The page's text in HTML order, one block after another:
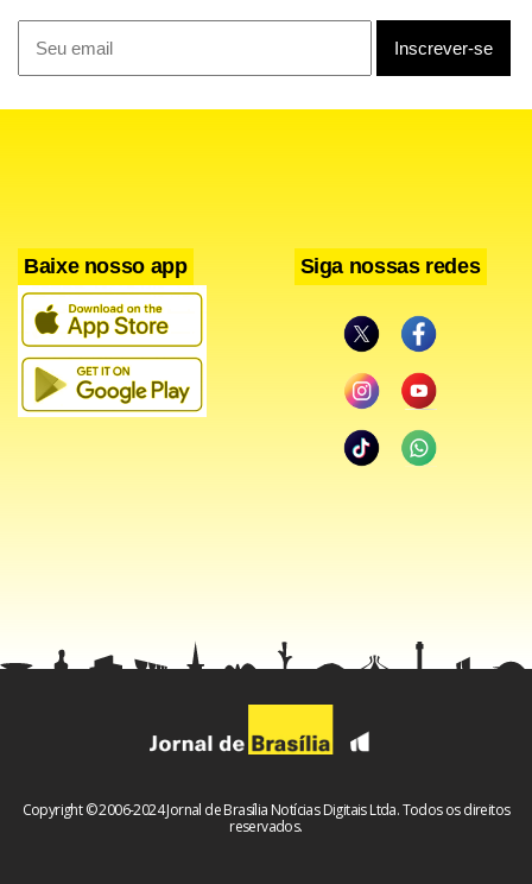
Baixe nosso app Siga nossas redes
Copyright © 2006-2024 Jornal de Brasília Notícias Digitais Ltda. Todos os direitos
reservados.